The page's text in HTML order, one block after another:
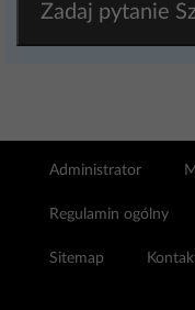
Zadaj pytanie
Administrator
Regulamin ogólny
Sitemap